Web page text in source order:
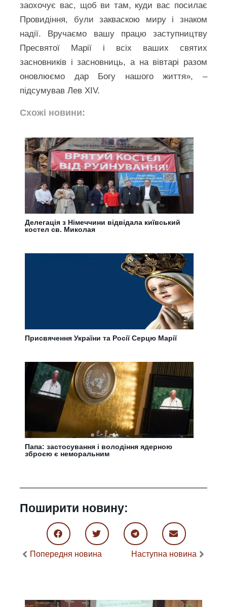
заохочує вас, щоб ви там, куди вас посилає
Провидіння, були закваскою миру і знаком
надії. Вручаємо вашу працю заступництву
Пресвятої Марії і всіх ваших святих
засновників і засновниць, а на вівтарі разом
оновлюємо дар Богу нашого життя», –
підсумував Лев XIV.
Схожі новини:
Делегація з Німеччини відвідала київський
костел св. Миколая
Присвячення України та Росії Серцю Марії
Папа: застосування і володіння ядерною
зброєю є неморальним
Поширити новину:
Попередня новина Наступна новина